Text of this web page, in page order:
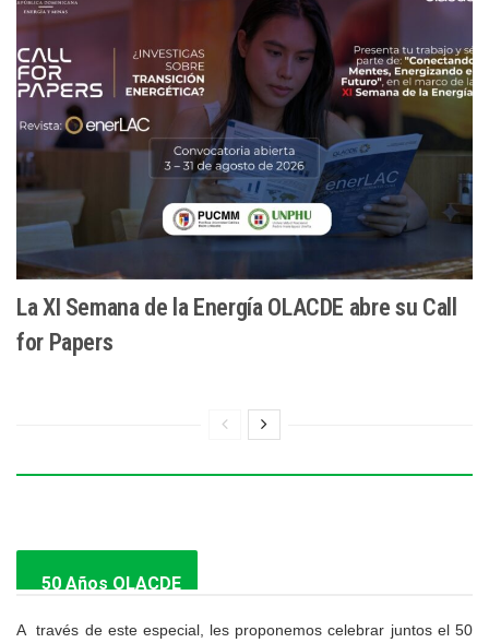
La XI Semana de la Energía OLACDE abre su Call
for Papers
50 Años OLACDE
A través de este especial, les proponemos celebrar juntos el 50